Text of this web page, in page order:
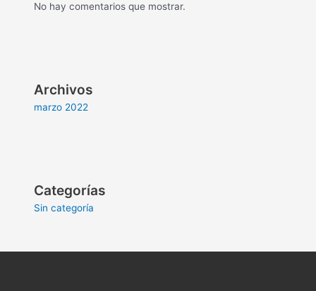
No hay comentarios que mostrar.
Archivos
marzo 2022
Categorías
Sin categoría